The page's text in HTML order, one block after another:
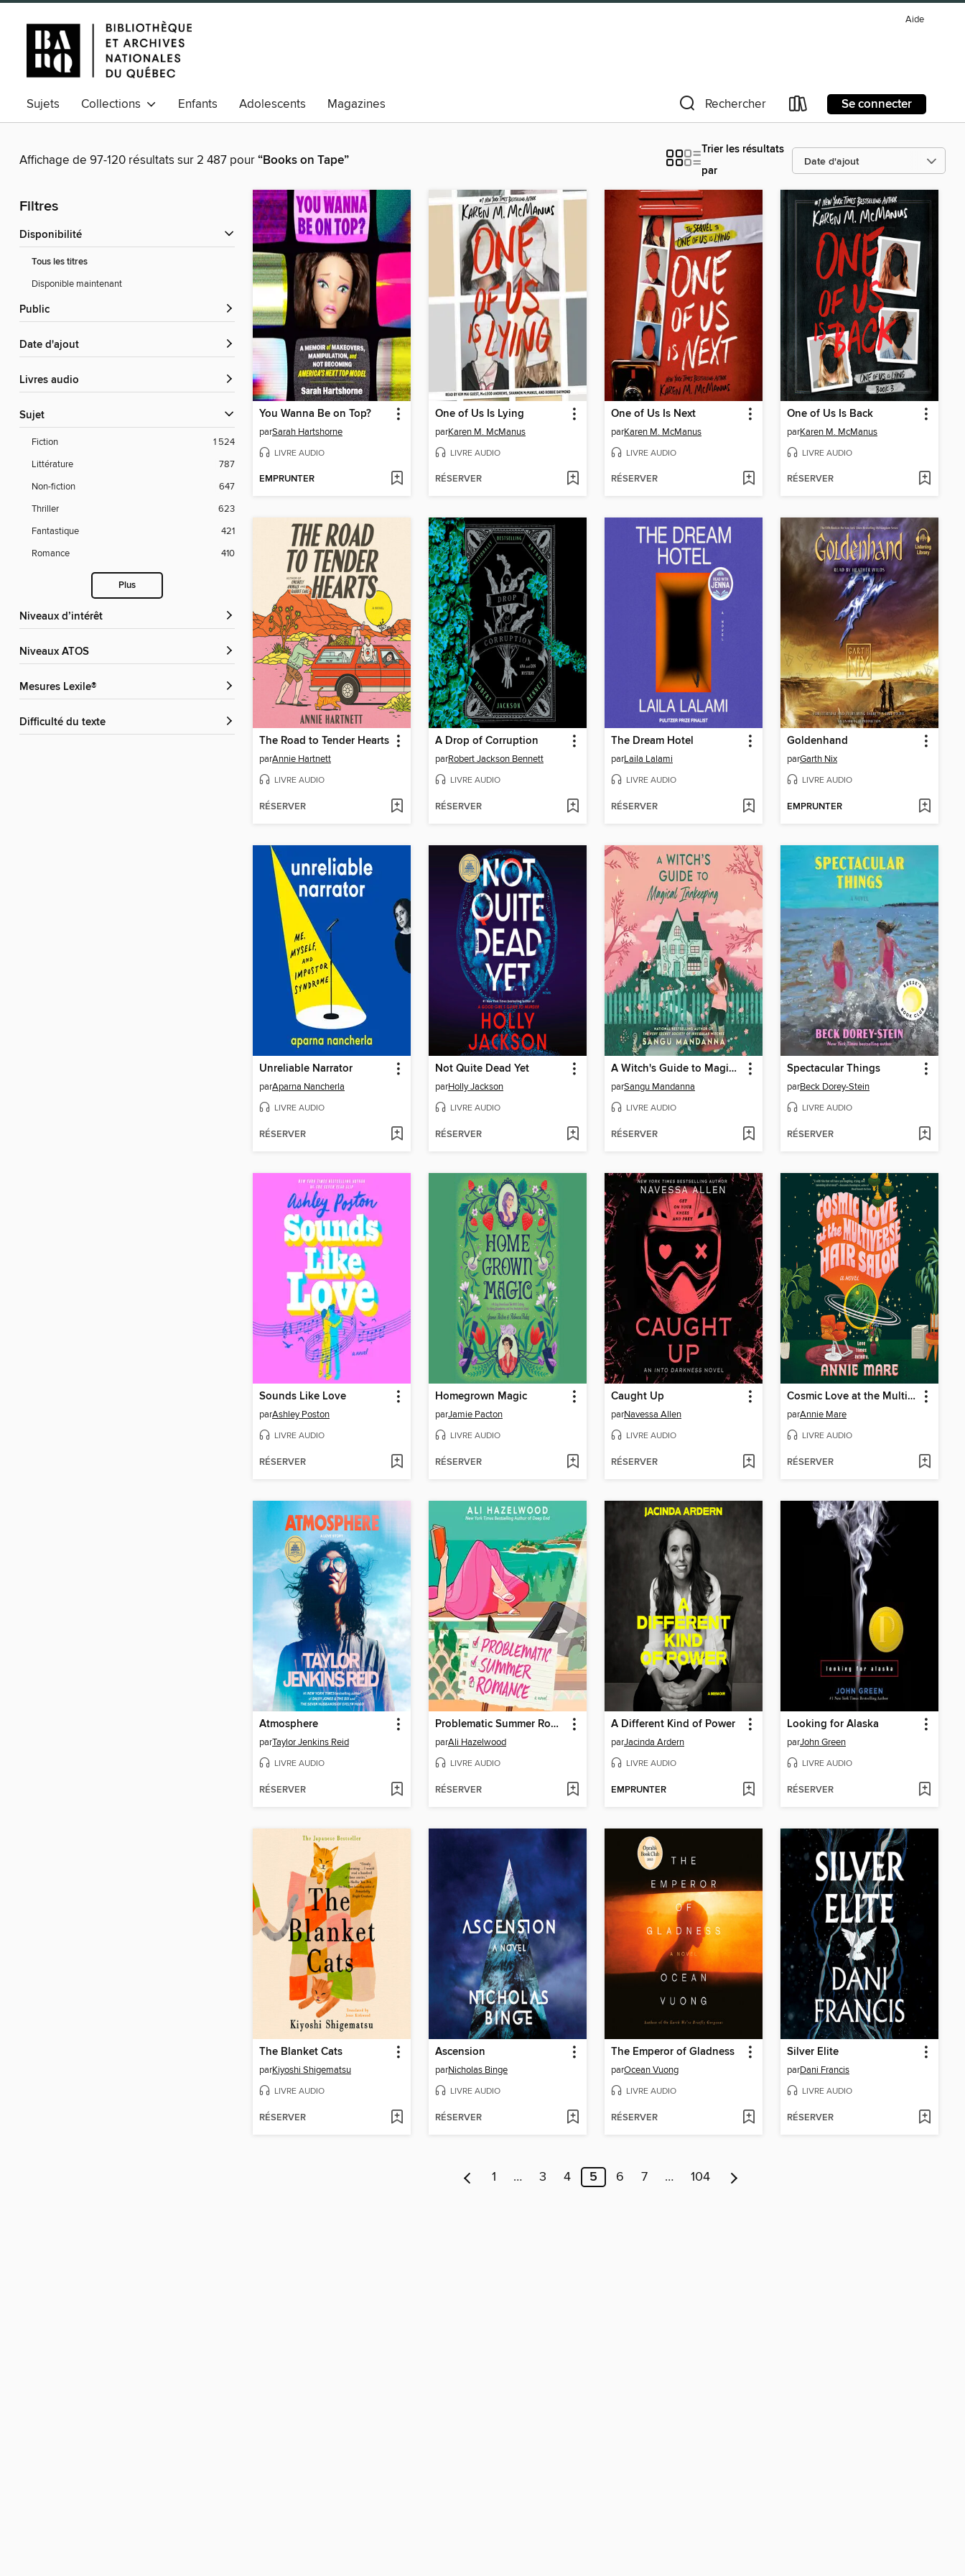
Aide
Sujets Collections Enfants Adolescents Magazines Rechercher Se connecter
Affichage de 97-120 résultats sur 2 487 pour“Books on Tape”
Trier les résultats
par
Filtres
Disponibilité
Tous les titres
Disponible maintenant
Public
Date d'ajout
Livres audio
Sujet
Fiction
1 524
Littérature
787
Non-fiction
647
Thriller
623
Fantastique
421
Romance
410
Plus
Niveaux d’intérêt
Niveaux ATOS
Mesures Lexile®
Difficulté du texte
You Wanna Be on Top?
parSarah Hartshorne
LIVRE AUDIO
EMPRUNTER
One of Us Is Lying
parKaren M. McManus
LIVRE AUDIO
RÉSERVER
One of Us Is Next
parKaren M. McManus
LIVRE AUDIO
RÉSERVER
One of Us Is Back
parKaren M. McManus
LIVRE AUDIO
RÉSERVER
The Road to Tender Hearts
parAnnie Hartnett
LIVRE AUDIO
RÉSERVER
A Drop of Corruption
parRobert Jackson Bennett
LIVRE AUDIO
RÉSERVER
The Dream Hotel
parLaila Lalami
LIVRE AUDIO
RÉSERVER
Goldenhand
parGarth Nix
LIVRE AUDIO
EMPRUNTER
Unreliable Narrator
parAparna Nancherla
LIVRE AUDIO
RÉSERVER
Not Quite Dead Yet
parHolly Jackson
LIVRE AUDIO
RÉSERVER
A Witch's Guide to Magical Innkeeping
parSangu Mandanna
LIVRE AUDIO
RÉSERVER
Spectacular Things
parBeck Dorey-Stein
LIVRE AUDIO
RÉSERVER
Sounds Like Love
parAshley Poston
LIVRE AUDIO
RÉSERVER
Homegrown Magic
parJamie Pacton
LIVRE AUDIO
RÉSERVER
Caught Up
parNavessa Allen
LIVRE AUDIO
RÉSERVER
Cosmic Love at the Multiverse Hair Salon
parAnnie Mare
LIVRE AUDIO
RÉSERVER
Atmosphere
parTaylor Jenkins Reid
LIVRE AUDIO
RÉSERVER
Problematic Summer Romance
parAli Hazelwood
LIVRE AUDIO
RÉSERVER
A Different Kind of Power
parJacinda Ardern
LIVRE AUDIO
EMPRUNTER
Looking for Alaska
parJohn Green
LIVRE AUDIO
RÉSERVER
The Blanket Cats
parKiyoshi Shigematsu
LIVRE AUDIO
RÉSERVER
Ascension
parNicholas Binge
LIVRE AUDIO
RÉSERVER
The Emperor of Gladness
parOcean Vuong
LIVRE AUDIO
RÉSERVER
Silver Elite
parDani Francis
LIVRE AUDIO
RÉSERVER
1 … 3 4 5 6 7 … 104